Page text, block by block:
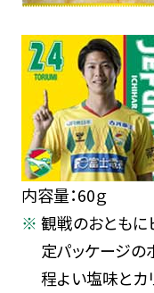
内容量：60ｇ
観戦のおともに
定パッケージの
程よい塩味とカ